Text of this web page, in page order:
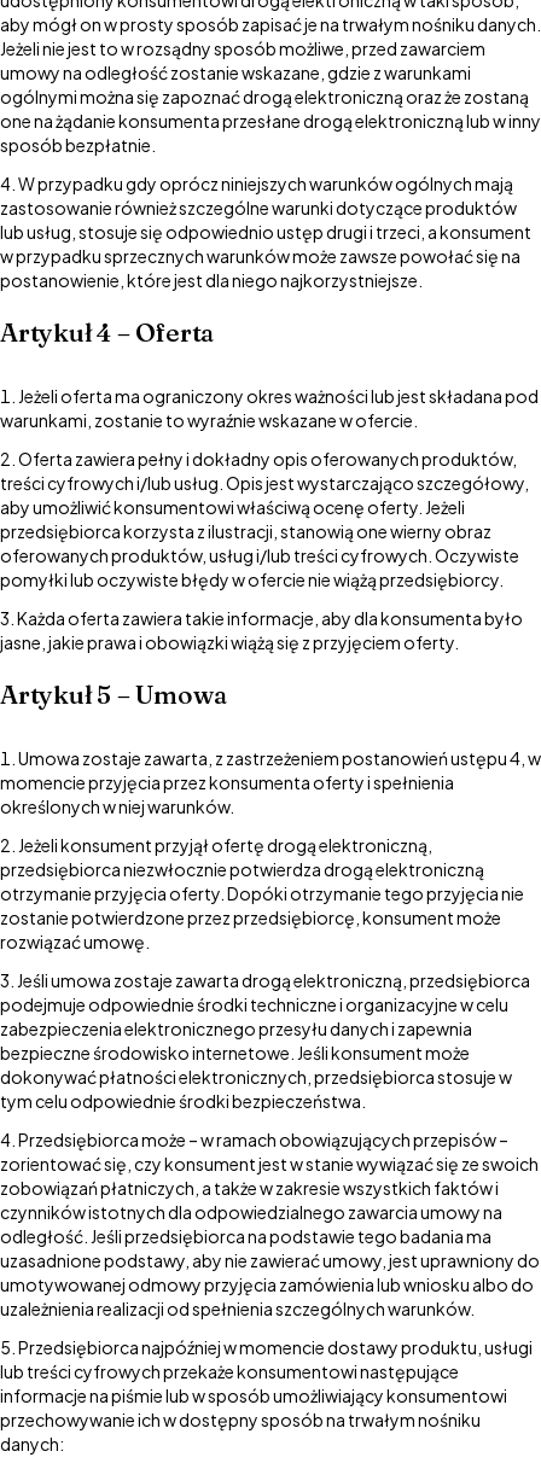
aby mógł on w prosty sposób zapisać je na trwałym nośniku danych.
Jeżeli nie jest to w rozsądny sposób możliwe, przed zawarciem
umowy na odległość zostanie wskazane, gdzie z warunkami
ogólnymi można się zapoznać drogą elektroniczną oraz że zostaną
one na żądanie konsumenta przesłane drogą elektroniczną lub w inny
sposób bezpłatnie.
W przypadku gdy oprócz niniejszych warunków ogólnych mają
zastosowanie również szczególne warunki dotyczące produktów
lub usług, stosuje się odpowiednio ustęp drugi i trzeci, a konsument
w przypadku sprzecznych warunków może zawsze powołać się na
postanowienie, które jest dla niego najkorzystniejsze.
Artykuł 4 – Oferta
Jeżeli oferta ma ograniczony okres ważności lub jest składana pod
warunkami, zostanie to wyraźnie wskazane w ofercie.
Oferta zawiera pełny i dokładny opis oferowanych produktów,
treści cyfrowych i/lub usług. Opis jest wystarczająco szczegółowy,
aby umożliwić konsumentowi właściwą ocenę oferty. Jeżeli
przedsiębiorca korzysta z ilustracji, stanowią one wierny obraz
oferowanych produktów, usług i/lub treści cyfrowych. Oczywiste
pomyłki lub oczywiste błędy w ofercie nie wiążą przedsiębiorcy.
Każda oferta zawiera takie informacje, aby dla konsumenta było
jasne, jakie prawa i obowiązki wiążą się z przyjęciem oferty.
Artykuł 5 – Umowa
Umowa zostaje zawarta, z zastrzeżeniem postanowień ustępu 4, w
momencie przyjęcia przez konsumenta oferty i spełnienia
określonych w niej warunków.
Jeżeli konsument przyjął ofertę drogą elektroniczną,
przedsiębiorca niezwłocznie potwierdza drogą elektroniczną
otrzymanie przyjęcia oferty. Dopóki otrzymanie tego przyjęcia nie
zostanie potwierdzone przez przedsiębiorcę, konsument może
rozwiązać umowę.
Jeśli umowa zostaje zawarta drogą elektroniczną, przedsiębiorca
podejmuje odpowiednie środki techniczne i organizacyjne w celu
zabezpieczenia elektronicznego przesyłu danych i zapewnia
bezpieczne środowisko internetowe. Jeśli konsument może
dokonywać płatności elektronicznych, przedsiębiorca stosuje w
tym celu odpowiednie środki bezpieczeństwa.
Przedsiębiorca może – w ramach obowiązujących przepisów –
zorientować się, czy konsument jest w stanie wywiązać się ze swoich
zobowiązań płatniczych, a także w zakresie wszystkich faktów i
czynników istotnych dla odpowiedzialnego zawarcia umowy na
odległość. Jeśli przedsiębiorca na podstawie tego badania ma
uzasadnione podstawy, aby nie zawierać umowy, jest uprawniony do
umotywowanej odmowy przyjęcia zamówienia lub wniosku albo do
uzależnienia realizacji od spełnienia szczególnych warunków.
Przedsiębiorca najpóźniej w momencie dostawy produktu, usługi
lub treści cyfrowych przekaże konsumentowi następujące
informacje na piśmie lub w sposób umożliwiający konsumentowi
przechowywanie ich w dostępny sposób na trwałym nośniku
danych: